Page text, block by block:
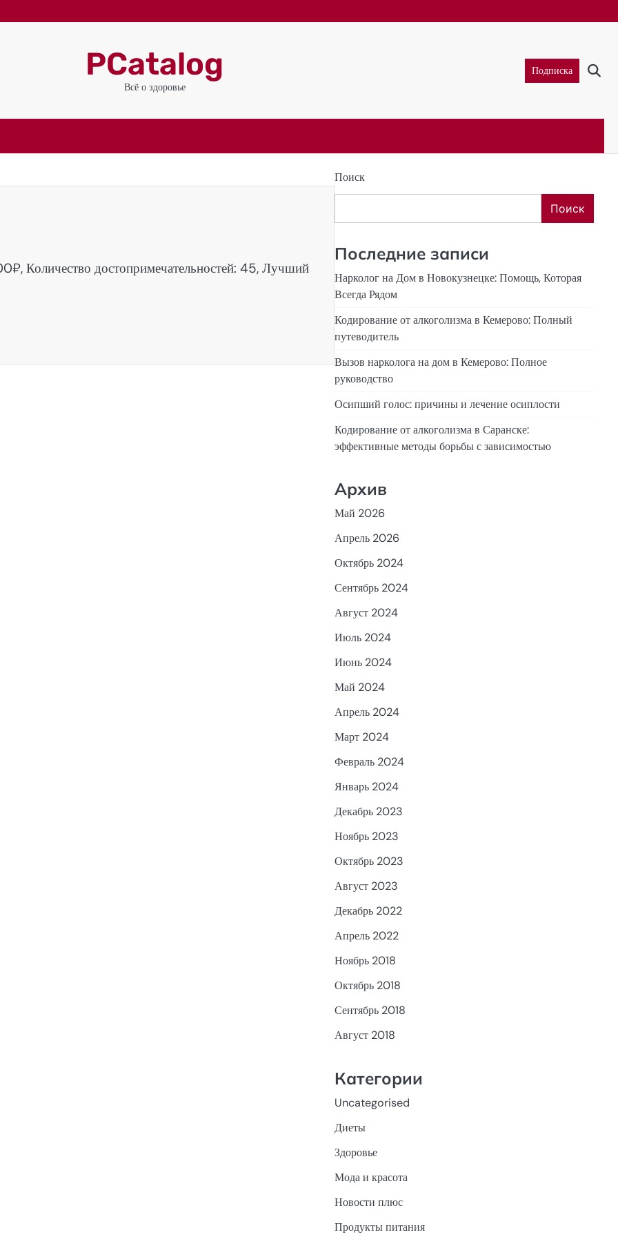
PCatalog
Всё о здоровье
Подписка
Количество достопримечательностей: 45, Лучший
Поиск
Поиск
Последние записи
Нарколог на Дом в Новокузнецке: Помощь, Которая
Всегда Рядом
Кодирование от алкоголизма в Кемерово: Полный
путеводитель
Вызов нарколога на дом в Кемерово: Полное
руководство
Осипший голос: причины и лечение осиплости
Кодирование от алкоголизма в Саранске:
эффективные методы борьбы с зависимостью
Архив
Май 2026
Апрель 2026
Октябрь 2024
Сентябрь 2024
Август 2024
Июль 2024
Июнь 2024
Май 2024
Апрель 2024
Март 2024
Февраль 2024
Январь 2024
Декабрь 2023
Ноябрь 2023
Октябрь 2023
Август 2023
Декабрь 2022
Апрель 2022
Ноябрь 2018
Октябрь 2018
Сентябрь 2018
Август 2018
Категории
Uncategorised
Диеты
Здоровье
Мода и красота
Новости плюс
Продукты питания